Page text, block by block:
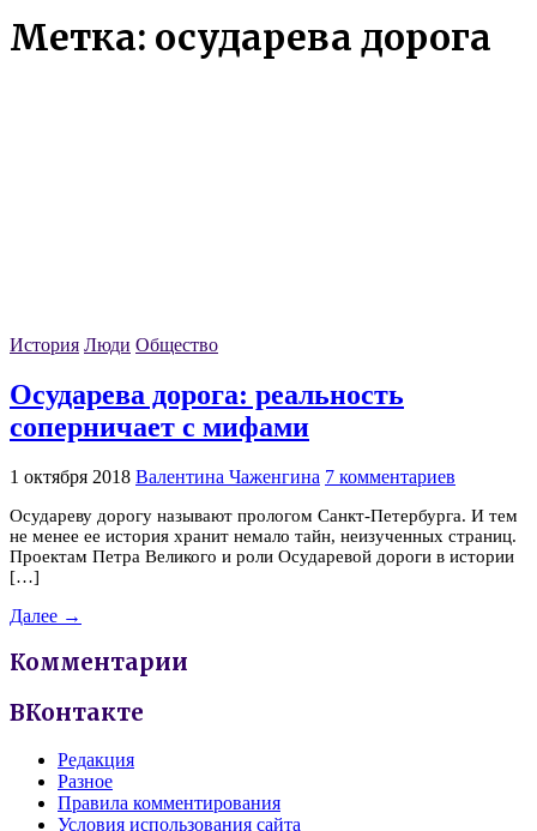
Метка: осударева дорога
История Люди Общество
Осударева дорога: реальность
соперничает с мифами
1 октября 2018 Валентина Чаженгина 7 комментариев
Осудареву дорогу называют прологом Санкт-Петербурга. И тем
не менее ее история хранит немало тайн, неизученных страниц.
Проектам Петра Великого и роли Осударевой дороги в истории
[…]
Далее →
Комментарии
ВКонтакте
Редакция
Разное
Правила комментирования
Условия использования сайта